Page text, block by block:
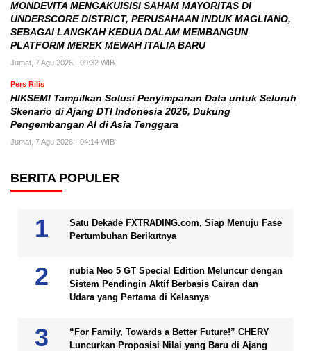
MONDEVITA MENGAKUISISI SAHAM MAYORITAS DI
UNDERSCORE DISTRICT, PERUSAHAAN INDUK MAGLIANO,
SEBAGAI LANGKAH KEDUA DALAM MEMBANGUN
PLATFORM MEREK MEWAH ITALIA BARU
Jumat, 7 Agu 2026 - 09:32 WIB
Pers Rilis
HIKSEMI Tampilkan Solusi Penyimpanan Data untuk Seluruh
Skenario di Ajang DTI Indonesia 2026, Dukung
Pengembangan AI di Asia Tenggara
Jumat, 7 Agu 2026 - 04:14 WIB
BERITA POPULER
Satu Dekade FXTRADING.com, Siap Menuju Fase
Pertumbuhan Berikutnya
nubia Neo 5 GT Special Edition Meluncur dengan
Sistem Pendingin Aktif Berbasis Cairan dan
Udara yang Pertama di Kelasnya
“For Family, Towards a Better Future!” CHERY
Luncurkan Proposisi Nilai yang Baru di Ajang